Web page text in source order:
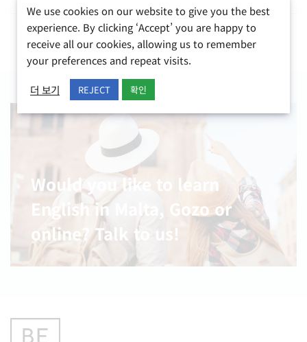
Would you like to learn
English in Malta, Gozo or
online? Talk to us!
We use cookies on our website to give you the best
experience. By clicking ‘Accept’ you are happy to
receive all our cookies, allowing us to remember
your preferences and repeat visits.
더 보기 REJECT 확인